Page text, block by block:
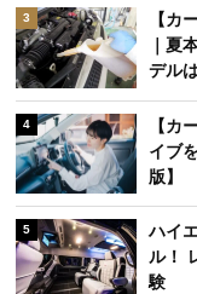
3
【カ
｜夏
デル
4
【カ
イブ
版】
5
ハイ
ル！
験